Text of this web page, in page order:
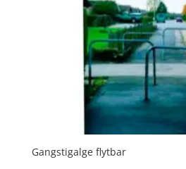
Gangstigalge flytbar